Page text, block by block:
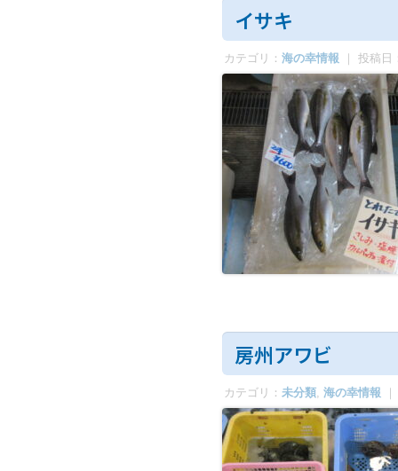
イサキ
カテゴリ： 海の幸情報 ｜ 投稿日
房州アワビ
カテゴリ： 未分類 海の幸情報